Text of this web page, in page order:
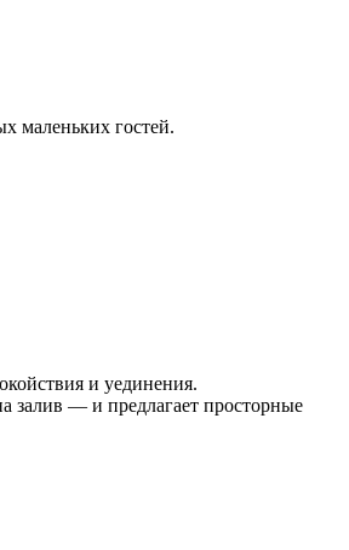
маленьких гостей.
и уединения.
залив — и предлагает просторные